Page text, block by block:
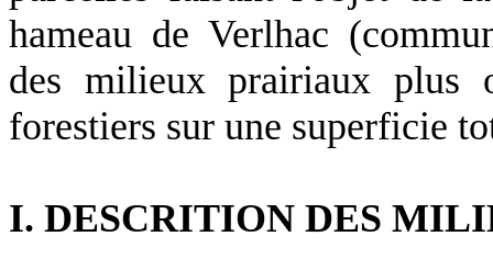
hameau de Verlhac
des milieux prairiaux plus
forestiers sur une superficie
I. DESCRITION DES